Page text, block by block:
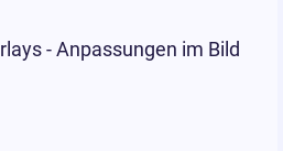
- Anpassungen im Bild